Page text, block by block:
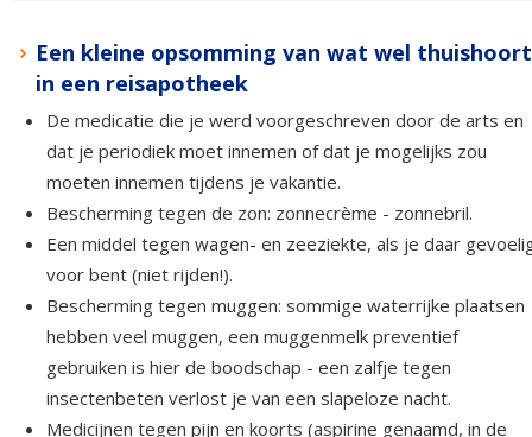
Een kleine opsomming van wat wel thuishoort
in een reisapotheek
De medicatie die je werd voorgeschreven door de arts en
dat je periodiek moet innemen of dat je mogelijks zou
moeten innemen tijdens je vakantie.
Bescherming tegen de zon: zonnecrème - zonnebril.
Een middel tegen wagen- en zeeziekte, als je daar
voor bent (niet rijden!).
Bescherming tegen muggen: sommige waterrijke plaatsen
hebben veel muggen, een muggenmelk preventief
gebruiken is hier de boodschap - een zalfje tegen
insectenbeten verlost je van een slapeloze nacht.
Medicijnen tegen pijn en koorts (aspirine genaamd, in de